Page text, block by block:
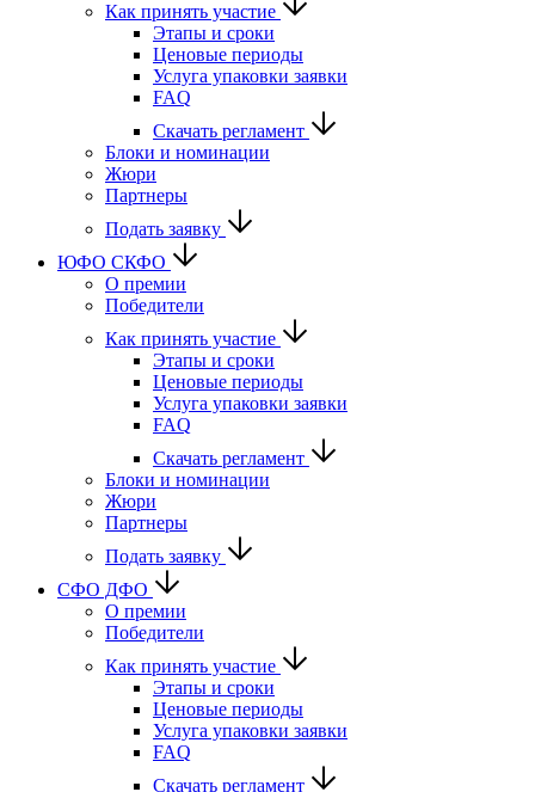
Как принять участие
Этапы и сроки
Ценовые периоды
Услуга упаковки заявки
FAQ
Скачать регламент
Блоки и номинации
Жюри
Партнеры
Подать заявку
ЮФО СКФО
О премии
Победители
Как принять участие
Этапы и сроки
Ценовые периоды
Услуга упаковки заявки
FAQ
Скачать регламент
Блоки и номинации
Жюри
Партнеры
Подать заявку
CФО ДФО
О премии
Победители
Как принять участие
Этапы и сроки
Ценовые периоды
Услуга упаковки заявки
FAQ
Скачать регламент